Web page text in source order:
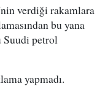
verdiği rakamlara
bu yana
Suudi petrol
yapmadı.